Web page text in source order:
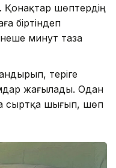
Қонақтар шөптердің
біртіндеп
минут таза
теріге
жағылады. Одан
сыртқа шығып, шөп